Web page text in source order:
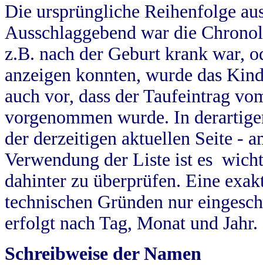
Die ursprüngliche Reihenfolge
Ausschlaggebend war die
z.B. nach der Geburt krank war,
anzeigen konnten, wurde das
auch vor, dass der Taufeintrag
vorgenommen wurde. In
der derzeitigen aktuellen Seite -
Verwendung der Liste ist es
dahinter zu überprüfen. Eine
technischen Gründen nur
erfolgt nach Tag, Monat und Jahr.
Schreibweise der Namen